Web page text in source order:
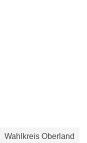
Wahlkreis Oberland